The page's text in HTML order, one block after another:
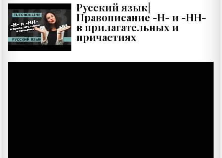
Русский язык|
Правописание -Н- и -НН-
в прилагательных и
причастиях